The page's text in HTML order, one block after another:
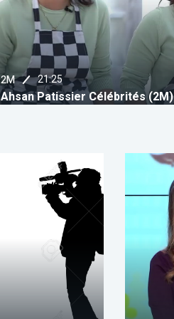
2M 21:25
Ahsan Patissier Célébrités (2M)